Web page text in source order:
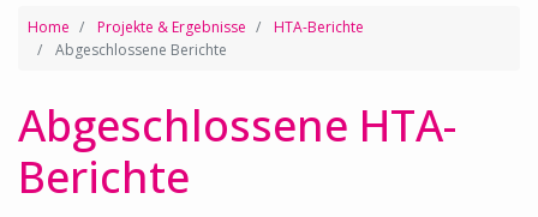
Home Projekte & Ergebnisse
HTA-Berichte
Abgeschlossene Berichte
Abgeschlossene HTA-
Berichte